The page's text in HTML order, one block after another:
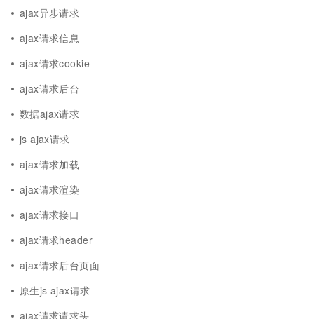
ajax异步请求
ajax请求信息
ajax请求cookie
ajax请求后台
数据ajax请求
js ajax请求
ajax请求加载
ajax请求渲染
ajax请求接口
ajax请求header
ajax请求后台页面
原生js ajax请求
ajax请求请求头